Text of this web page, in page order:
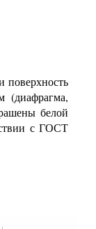
поверхность
(диафрагма,
белой
с ГОСТ